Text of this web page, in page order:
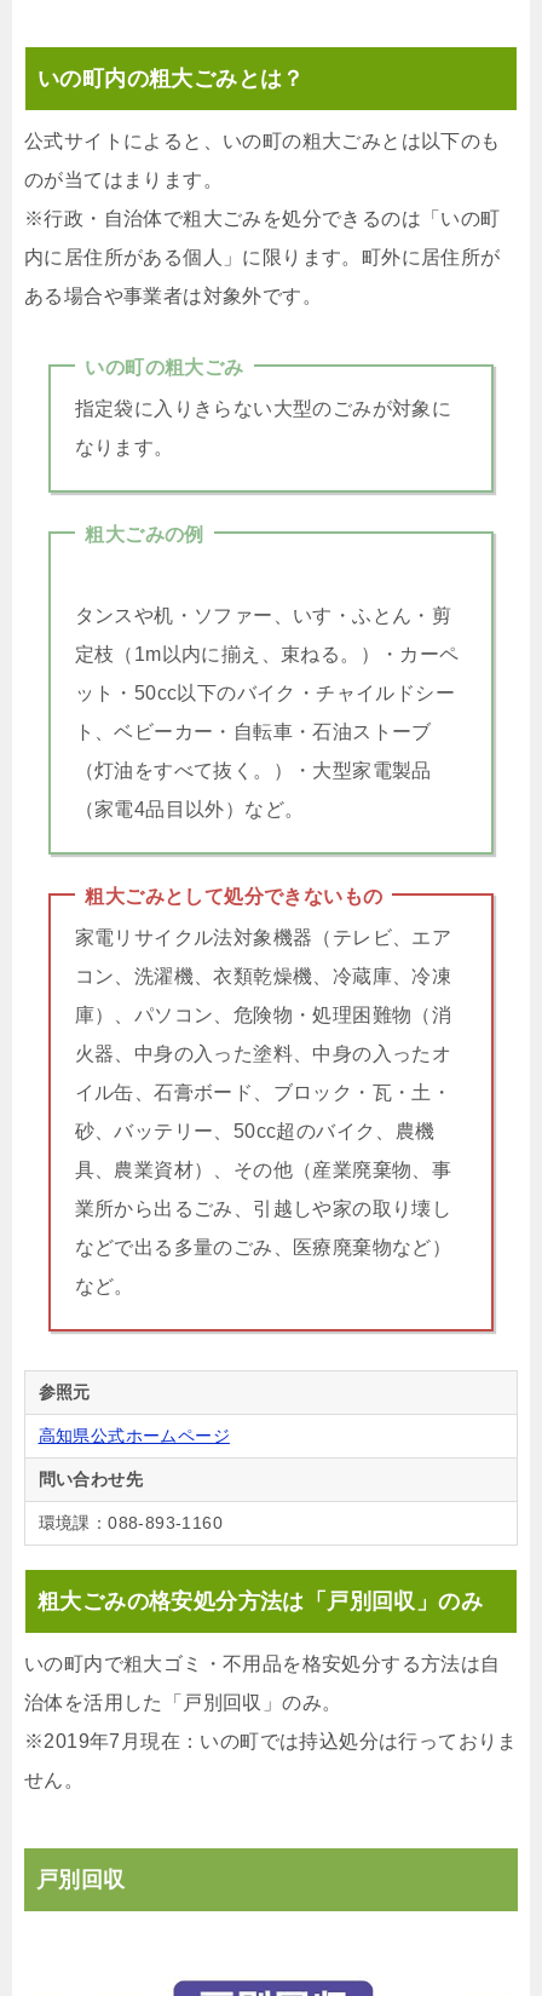
いの町内の粗大ごみとは？
公式サイトによると、いの町の粗大ごみとは以下のも
のが当てはまります。
※行政・自治体で粗大ごみを処分できるのは「いの町
内に居住所がある個人」に限ります。町外に居住所が
ある場合や事業者は対象外です。
いの町の粗大ごみ
指定袋に入りきらない大型のごみが対象に
なります。
粗大ごみの例
タンスや机・ソファー、いす・ふとん・剪
定枝（1m以内に揃え、束ねる。）・カーペ
ット・50cc以下のバイク・チャイルドシー
ト、ベビーカー・自転車・石油ストーブ
（灯油をすべて抜く。）・大型家電製品
（家電4品目以外）など。
粗大ごみとして処分できないもの
家電リサイクル法対象機器（テレビ、エア
コン、洗濯機、衣類乾燥機、冷蔵庫、冷凍
庫）、パソコン、危険物・処理困難物（消
火器、中身の入った塗料、中身の入ったオ
イル缶、石膏ボード、ブロック・瓦・土・
砂、バッテリー、50cc超のバイク、農機
具、農業資材）、その他（産業廃棄物、事
業所から出るごみ、引越しや家の取り壊し
などで出る多量のごみ、医療廃棄物など）
など。
参照元
高知県公式ホームページ
問い合わせ先
環境課：088-893-1160
粗大ごみの格安処分方法は「戸別回収」のみ
いの町内で粗大ゴミ・不用品を格安処分する方法は自
治体を活用した「戸別回収」のみ。
※2019年7月現在：いの町では持込処分は行っておりま
せん。
戸別回収